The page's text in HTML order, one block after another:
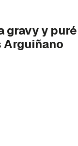
gravy y puré
Arguiñano